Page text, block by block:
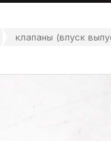
клапаны (впуск